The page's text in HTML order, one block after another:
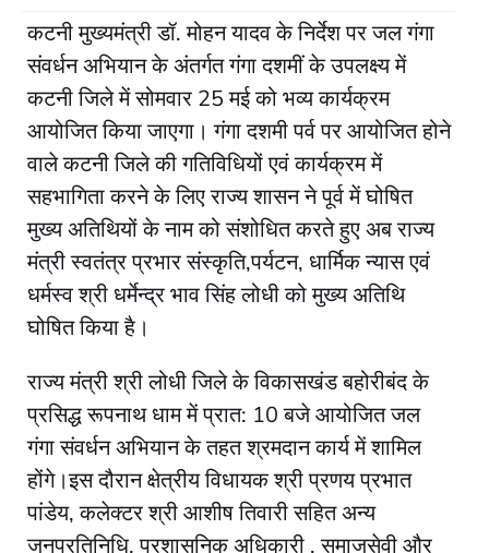
कटनी मुख्यमंत्री डॉ. मोहन यादव के निर्देश पर जल गंगा
संवर्धन अभियान के अंतर्गत गंगा दशमीं के उपलक्ष्य में
कटनी जिले में सोमवार 25 मई को भव्य कार्यक्रम
आयोजित किया जाएगा। गंगा दशमी पर्व पर आयोजित होने
वाले कटनी जिले की गतिविधियों एवं कार्यक्रम में
सहभागिता करने के लिए राज्य शासन ने पूर्व में घोषित
मुख्य अतिथियों के नाम को संशोधित करते हुए अब राज्य
मंत्री स्वतंत्र प्रभार संस्कृति,पर्यटन, धार्मिक न्यास एवं
धर्मस्व श्री धर्मेन्द्र भाव सिंह लोधी को मुख्य अतिथि
घोषित किया है।
राज्य मंत्री श्री लोधी जिले के विकासखंड बहोरीबंद के
प्रसिद्ध रूपनाथ धाम में प्रात: 10 बजे आयोजित जल
गंगा संवर्धन अभियान के तहत श्रमदान कार्य में शामिल
होंगे।इस दौरान क्षेत्रीय विधायक श्री प्रणय प्रभात
पांडेय, कलेक्टर श्री आशीष तिवारी सहित अन्य
जनप्रतिनिधि, प्रशासनिक अधिकारी , समाजसेवी और